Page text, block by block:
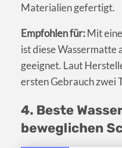
Materialien gefertigt.
Empfohlen für:Mit
ist diese
geeignet. Laut
ersten Gebrauch zwei
4. Beste
beweglichen